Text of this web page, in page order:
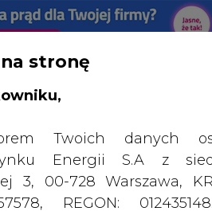
stronę
Twoich danych
Energii S.A z
3, 00-728 Warszawa,
REGON: